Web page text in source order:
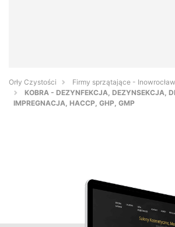
Orły Czystości
Firmy sprzątające - Inowrocław
KOBRA - DEZYNFEKCJA, DEZYNSEKCJA,
IMPREGNACJA, HACCP, GHP, GMP